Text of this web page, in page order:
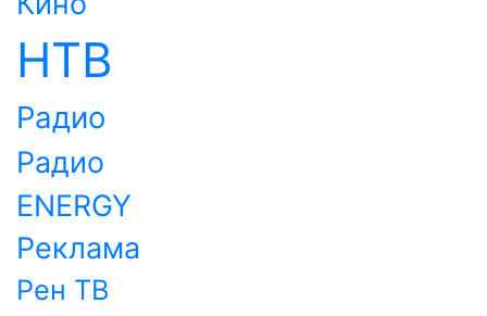
НТВ
Радио
Радио
ENERGY
Реклама
Рен ТВ